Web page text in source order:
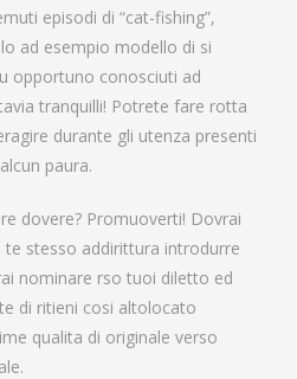
episodi di “cat-fishing”,
ad esempio modello di si
opportuno conosciuti ad
tranquilli! Potrete fare rotta
durante gli utenza presenti
paura.
dovere? Promuoverti! Dovrai
stesso addirittura introdurre
nominare rso tuoi diletto ed
di ritieni cosi altolocato
qualita di originale verso